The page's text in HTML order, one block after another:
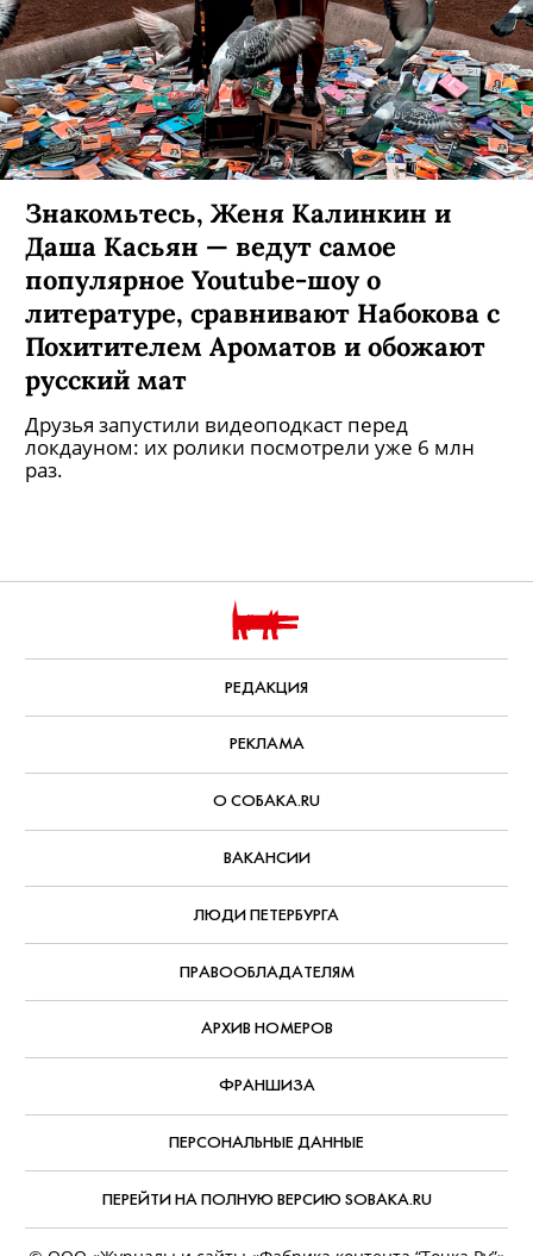
Знакомьтесь, Женя Калинкин и
Даша Касьян — ведут самое
популярное Youtube-шоу о
литературе, сравнивают Набокова с
Похитителем Ароматов и обожают
русский мат
Друзья запустили видеоподкаст перед
локдауном: их ролики посмотрели уже 6 млн
раз.
РЕДАКЦИЯ
РЕКЛАМА
О СОБАКА.RU
ВАКАНСИИ
ЛЮДИ ПЕТЕРБУРГА
ПРАВООБЛАДАТЕЛЯМ
АРХИВ НОМЕРОВ
ФРАНШИЗА
ПЕРСОНАЛЬНЫЕ ДАННЫЕ
ПЕРЕЙТИ НА ПОЛНУЮ ВЕРСИЮ SOBAKA.RU